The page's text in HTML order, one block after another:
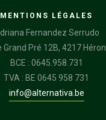
MENTIONS LÉGALES
Fernandez Serrudo
Grand Pré 12B, 4217 Héron
BCE : 0645.958.731
TVA : BE 0645 958 731
info@alternativa.be